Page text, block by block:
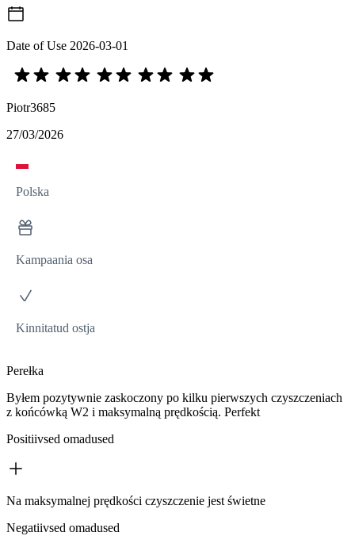
Date of Use 2026-03-01
Piotr3685
27/03/2026
Polska
Kampaania osa
Kinnitatud ostja
Perełka
Byłem pozytywnie zaskoczony po kilku pierwszych czyszczeniach
z końcówką W2 i maksymalną prędkością. Perfekt
Positiivsed omadused
Na maksymalnej prędkości czyszczenie jest świetne
Negatiivsed omadused